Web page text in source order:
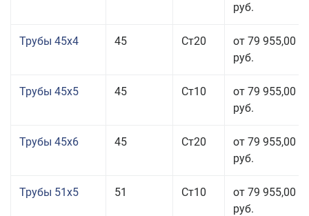
руб.
Трубы 45x4 45 Ст20
от 79 955,00
руб.
Трубы 45x5 45 Ст10
от 79 955,00
руб.
Трубы 45x6 45 Ст20
от 79 955,00
руб.
Трубы 51x5 51 Ст10
от 79 955,00
руб.